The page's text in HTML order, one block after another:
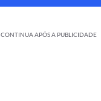
CONTINUA APÓS A PUBLICIDADE